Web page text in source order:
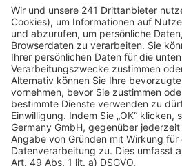
Barrierefreiheit
Cookie Einstellungen
Rechtliches
AGB-Übersicht
Datenschutz
Impressum